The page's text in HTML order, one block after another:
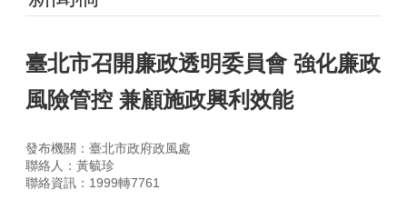
臺北市召開廉政透明委員會 強化廉政
風險管控 兼顧施政興利效能
發布機關：臺北市政府政風處
聯絡人：黃毓珍
聯絡資訊：1999轉7761